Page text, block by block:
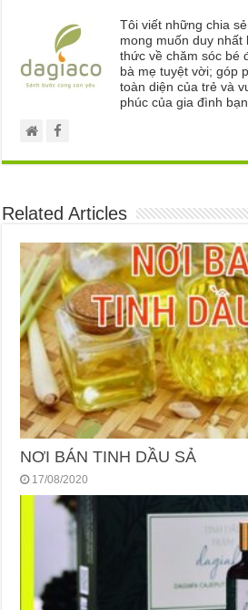
Tôi viết những chia
mong muốn duy nhất
thức về chăm sóc bé
bà mẹ tuyệt vời; góp
toàn diện của trẻ và
phúc của gia đình bạn.
Related Articles
NƠI BÁN TINH DẦU SẢ
17/08/2020